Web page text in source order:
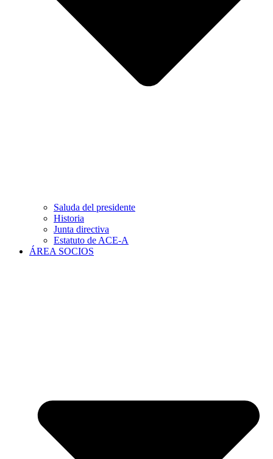
Saluda del presidente
Historia
Junta directiva
Estatuto de ACE-A
ÁREA SOCIOS